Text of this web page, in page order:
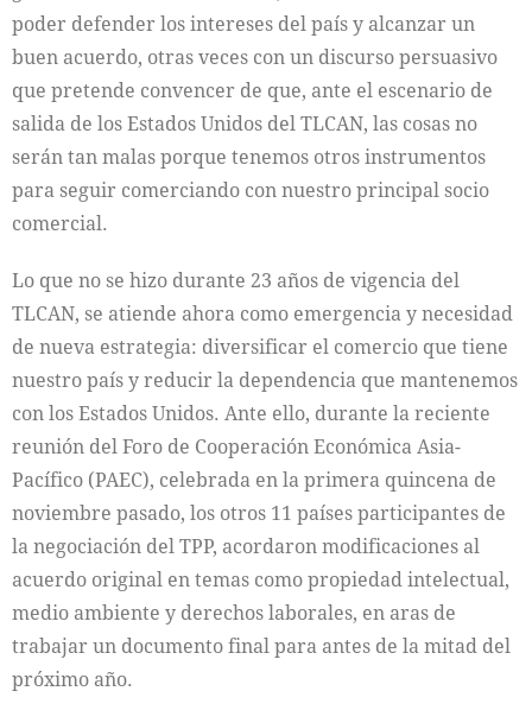
poder defender los intereses del país y alcanzar un
buen acuerdo, otras veces con un discurso persuasivo
que pretende convencer de que, ante el escenario de
salida de los Estados Unidos del TLCAN, las cosas no
serán tan malas porque tenemos otros instrumentos
para seguir comerciando con nuestro principal socio
comercial.
Lo que no se hizo durante 23 años de vigencia del
TLCAN, se atiende ahora como emergencia y necesidad
de nueva estrategia: diversificar el comercio que tiene
nuestro país y reducir la dependencia que mantenemos
con los Estados Unidos. Ante ello, durante la reciente
reunión del Foro de Cooperación Económica Asia-
Pacífico (PAEC), celebrada en la primera quincena de
noviembre pasado, los otros 11 países participantes de
la negociación del TPP, acordaron modificaciones al
acuerdo original en temas como propiedad intelectual,
medio ambiente y derechos laborales, en aras de
trabajar un documento final para antes de la mitad del
próximo año.